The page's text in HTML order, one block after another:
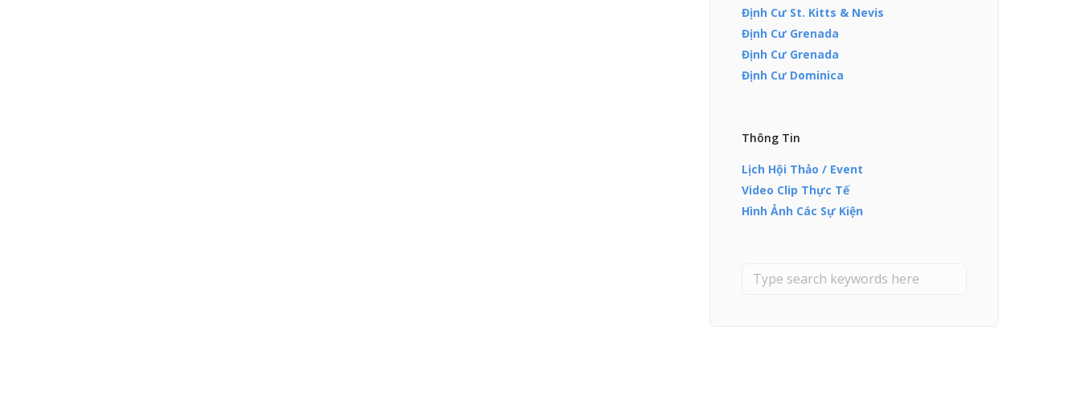
Định Cư St. Kitts & Nevis
Định Cư Grenada
Định Cư Grenada
Định Cư Dominica
Thông Tin
Lịch Hội Thảo / Event
Video Clip Thực Tế
Hình Ảnh Các Sự Kiện